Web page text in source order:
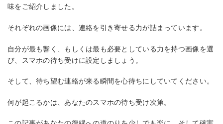
味をご紹介しました。
それぞれの画像には、連絡を引き寄せる力が詰まっています。
自分が最も響く、もしくは最も必要としている力を持つ画像を選
び、スマホの待ち受けに設定しましょう。
そして、待ち望む連絡が来る瞬間を心待ちにしていてください。
何が起こるかは、あなたのスマホの待ち受け次第。